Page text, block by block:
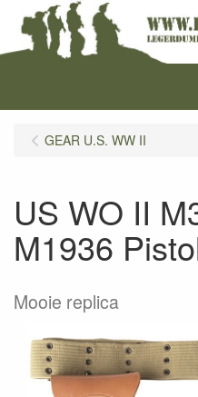
GEAR U.S. WW II
US WO II
M1936
Mooie replica